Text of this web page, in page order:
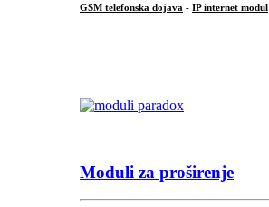
GSM telefonska dojava - IP internet modul
Moduli za proširenje